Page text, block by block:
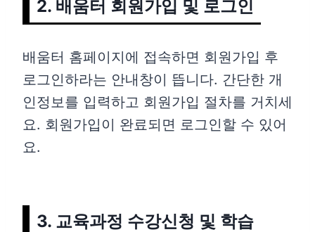
2. 배움터 회원가입 및 로그인
배움터 홈페이지에 접속하면 회원가입 후
로그인하라는 안내창이 뜹니다. 간단한 개
인정보를 입력하고 회원가입 절차를 거치세
요. 회원가입이 완료되면 로그인할 수 있어
요.
3. 교육과정 수강신청 및 학습